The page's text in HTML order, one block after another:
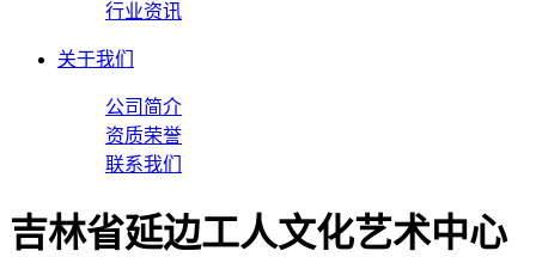
行业资讯
关于我们
公司简介
资质荣誉
联系我们
吉林省延边工人文化艺术中心